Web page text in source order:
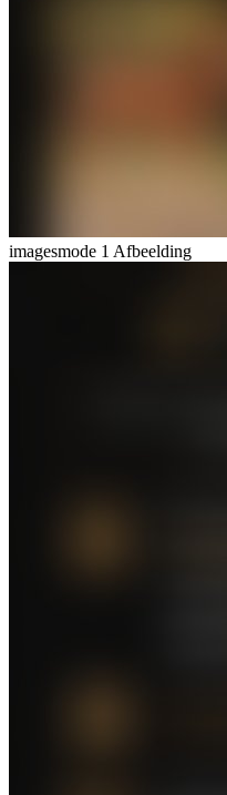
imagesmode 1 Afbeelding